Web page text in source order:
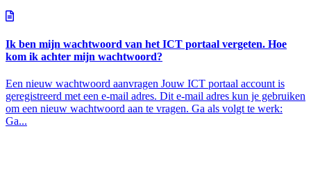
Ik ben mijn wachtwoord van het ICT portaal vergeten. Hoe
kom ik achter mijn wachtwoord?
Een nieuw wachtwoord aanvragen Jouw ICT portaal account is
geregistreerd met een e-mail adres. Dit e-mail adres kun je gebruiken
om een nieuw wachtwoord aan te vragen. Ga als volgt te werk:
Ga...